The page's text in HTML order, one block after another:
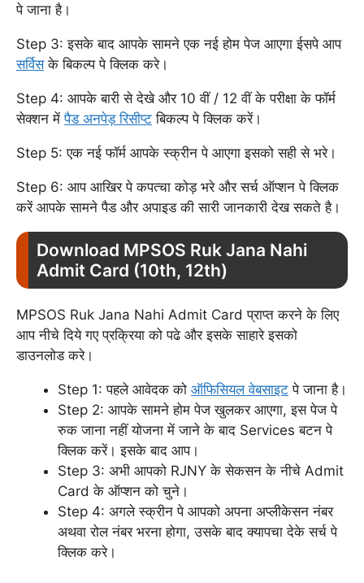
पे जाना है।
Step 3: इसके बाद आपके सामने एक नई होम पेज आएगा ईसपे आप
सर्विसके बिकल्प पे क्लिक करे।
Step 4: आपके बारी से देखे और 10 वीं / 12 वीं के परीक्षा के फॉर्म
सेक्शन मेंपैड अनपेड़ रिसीप्ट बिकल्प पे क्लिक करें।
Step 5: एक नई फॉर्म आपके स्क्रीन पे आएगा इसको सही से भरे।
Step 6: आप आखिर पे कपत्चा कोड़ भरे और सर्च ऑप्शन पे क्लिक
करें आपके सामने पैड और अपाइड की सारी जानकारी देख सकते है।
Download MPSOS Ruk Jana Nahi
Admit Card (10th, 12th)
MPSOS Ruk Jana Nahi Admit Card प्राप्त करने के लिए
आप नीचे दिये गए प्रक्रिया को पढे और इसके साहारे इसको
डाउनलोड करे।
Step 1: पहले आवेदक को ऑफिसियल वेबसाइट पे जाना है।
Step 2: आपके सामने होम पेज खुलकर आएगा, इस पेज पे
रुक जाना नहीं योजना में जाने के बाद Services बटन पे
क्लिक करें। इसके बाद आप।
Step 3: अभी आपको RJNY के सेकसन के नीचे Admit
Card के ऑप्शन को चुने।
Step 4: अगले स्क्रीन पे आपको अपना अप्लीकेसन नंबर
अथवा रोल नंबर भरना होगा, उसके बाद क्यापचा देके सर्च पे
क्लिक करे।